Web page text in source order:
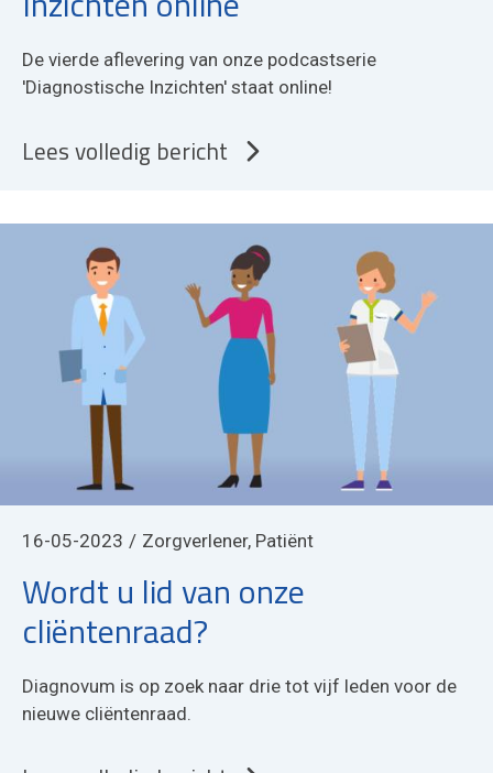
De vierde aflevering van onze podcastserie
'Diagnostische Inzichten' staat online!
Lees volledig bericht
16-05-2023 Zorgverlener, Patiënt
Wordt u lid van onze
cliëntenraad?
Diagnovum is op zoek naar drie tot vijf leden voor de
nieuwe cliëntenraad.